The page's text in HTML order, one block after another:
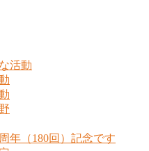
活動
年（180回）記念です